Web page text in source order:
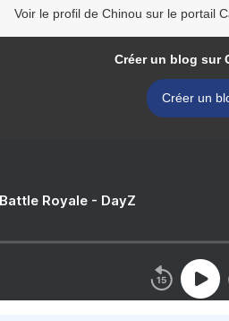
Voir le profil de Chinou sur le portail
Créer un blog sur
Créer un
Royale - DayZ